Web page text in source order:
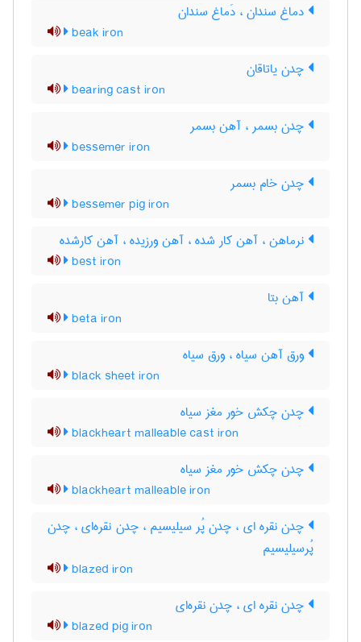
دماغ سندان ، دَماغ سندان
beak iron
چدن یاتاقان
bearing cast iron
چدن بسمر ، آهن بسمر
bessemer iron
چدن خام بسمر
bessemer pig iron
نرماهن ، آهن کار شده ، آهن ورزیده ، آهن کارشده
best iron
آهن بتا
beta iron
ورق آهن سیاه ، ورق سیاه
black sheet iron
چدن چکش خور مغز سیاه
blackheart malleable cast iron
چدن چکش خور مغز سیاه
blackheart malleable iron
چدن نقره ای ، چدن پُر سیلیسیم ، چدن نقره‌ای ، چدن
پُرسیلیسیم
blazed iron
چدن نقره ای ، چدن نقره‌ای
blazed pig iron